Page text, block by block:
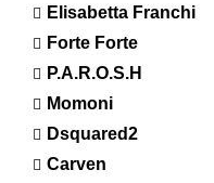
Elisabetta Franchi
Forte Forte
P.A.R.O.S.H
Momoni
Dsquared2
Carven